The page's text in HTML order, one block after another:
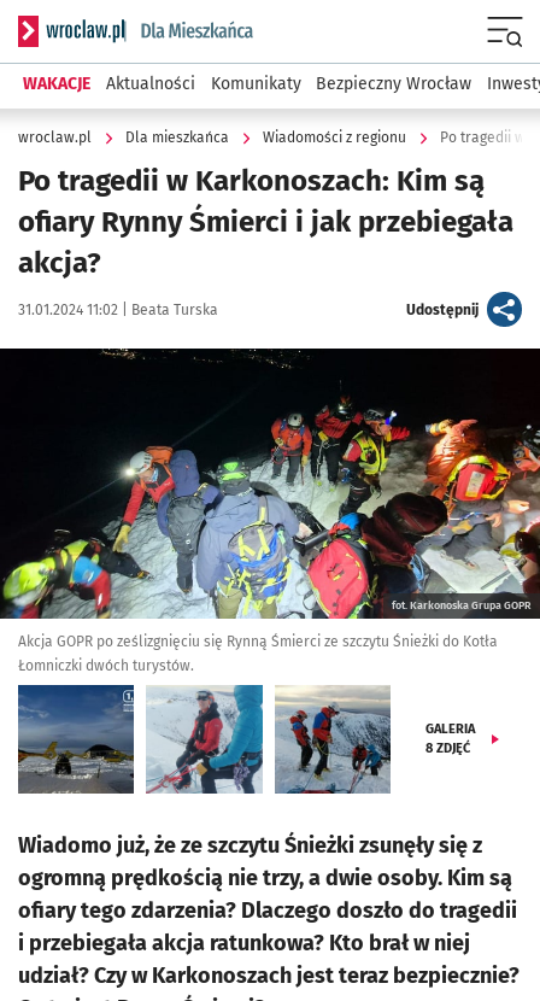
Serwis informacyjny wroclaw.pl podserwis: Dla mieszkańca
WAKACJE Aktualności Komunikaty Bezpieczny Wrocław
wroclaw.pl Dla mieszkańca Wiadomości z regionu Po tragedii w
Po tragedii w Karkonoszach: Kim są
ofiary Rynny Śmierci i jak przebiegała
akcja?
Data publikacji:
31.01.2024 11:02 | Autor:
Beata Turska Udostępnijartykuł
Kliknij, aby zobaczyć galerię
fot. Karkonoska Grupa GOPR
Akcja GOPR po ześlizgnięciu się Rynną Śmierci ze szczytu Śnieżki do Kotła
Łomniczki dwóch turystów.
GALERIA
8 ZDJĘĆ
Wiadomo już, że ze szczytu Śnieżki zsunęły się z
ogromną prędkością nie trzy, a dwie osoby. Kim są
ofiary tego zdarzenia? Dlaczego doszło do tragedii
i przebiegała akcja ratunkowa? Kto brał w niej
udział? Czy w Karkonoszach jest teraz bezpiecznie?